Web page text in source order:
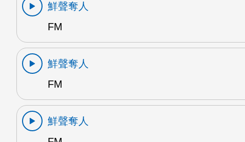
鮮聲奪人
FM
鮮聲奪人
FM
鮮聲奪人